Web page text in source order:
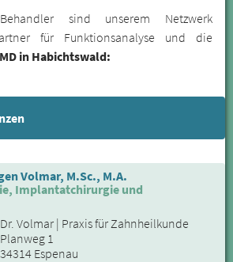
sind unserem Netzwerk
für Funktionsanalyse und die
in Habichtswald:
Volmar, M.Sc., M.A.
Implantatchirurgie und
Dr. Volmar | Praxis für Zahnheilkunde
Planweg 1
34314 Espenau